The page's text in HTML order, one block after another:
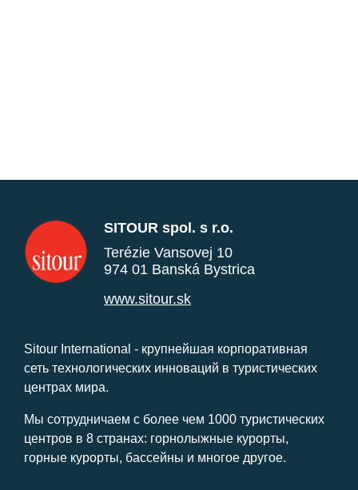
SITOUR spol. s r.o.
Terézie Vansovej 10
974 01 Banská Bystrica
www.sitour.sk
Sitour International - крупнейшая корпоративная
сеть технологических инноваций в туристических
центрах мира.
Мы сотрудничаем с более чем 1000 туристических
центров в 8 странах: горнолыжные курорты,
горные курорты, бассейны и многое другое.